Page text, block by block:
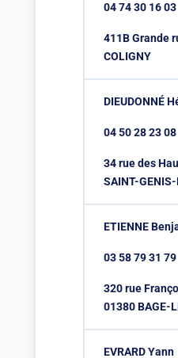
04 74 30 16 03
411B Grande
COLIGNY
DIEUDONNÉ
04 50 28 23 08
34 rue des
SAINT-GENIS-
ETIENNE
03 58 79 31 79
320 rue
01380 BAGE-
EVRARD Yann